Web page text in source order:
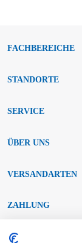
FACHBEREICHE
STANDORTE
SERVICE
ÜBER UNS
VERSANDARTEN
ZAHLUNG
SOCIAL MEDIA